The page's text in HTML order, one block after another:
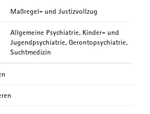
Maßregel- und Justizvollzug
Allgemeine Psychiatrie, Kinder- und
Jugendpsychiatrie, Gerontopsychiatrie,
Suchtmedizin